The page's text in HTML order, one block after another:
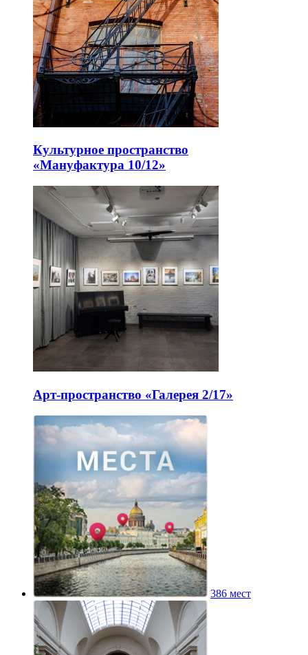
Культурное пространство
«Мануфактура 10/12»
Арт-пространство «Галерея 2/17»
386 мест